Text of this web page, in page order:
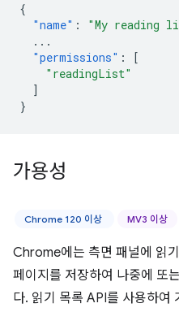
{
"name" : "My reading
...
"permissions" :
[
"readingList"
]
}
가용성
Chrome 120 이상 MV3 이상
Chrome에는 측면 패널에 읽
페이지를 저장하여 나중에 또
다. 읽기 목록 API를 사용하여